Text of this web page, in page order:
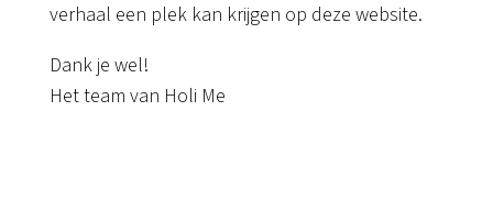
verhaal een plek kan krijgen op deze website.
Dank je wel!
Het team van Holi Me